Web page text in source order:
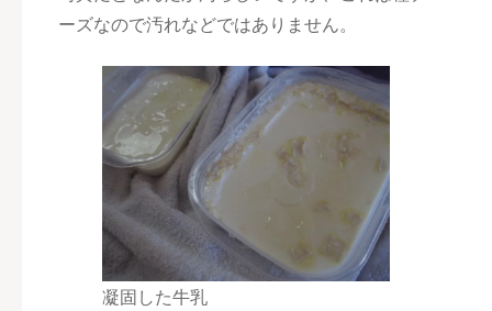
ーズなので汚れなどではありません。
凝固した牛乳